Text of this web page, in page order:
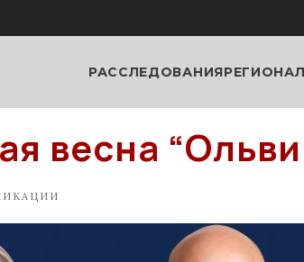
РАССЛЕДОВАНИЯ
весна